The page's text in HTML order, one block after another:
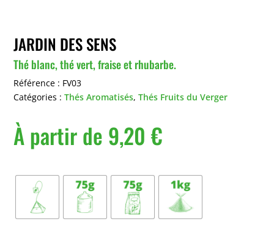
JARDIN DES SENS
Thé blanc, thé vert, fraise et rhubarbe.
Référence : FV03
Catégories :Thés Aromatisés,Thés Fruits du Verger
À partir de 9,20€